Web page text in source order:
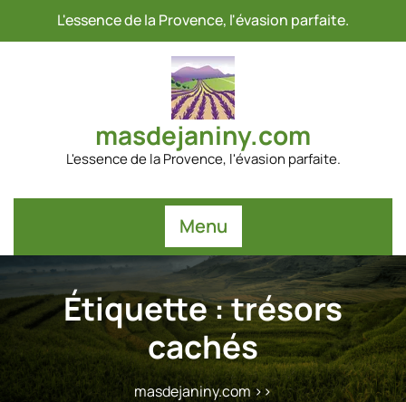
L'essence de la Provence, l'évasion parfaite.
masdejaniny.com
L'essence de la Provence, l'évasion parfaite.
Menu
Étiquette :trésors
cachés
masdejaniny.com>>